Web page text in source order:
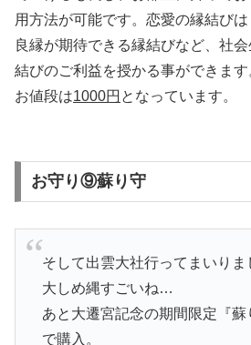
用方法が可能です。恋愛の縁結び
良縁が期待できる縁結びなど、社
結びのご利益を授かる事ができま
お値段は1000円 となっています。
お守り⑨蘇り守
そして出雲大社行ってまいりま
大しめ縄すごいね…
あと大遷宮記念の期間限定『
で購入。